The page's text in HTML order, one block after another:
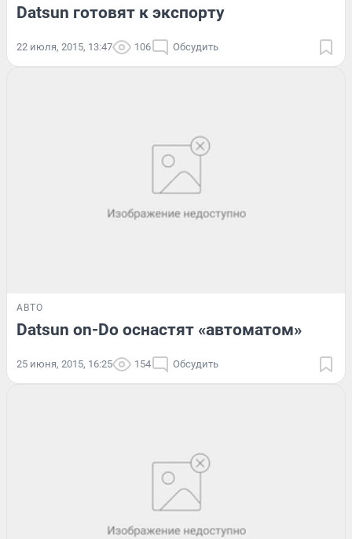
Datsun готовят к экспорту
22 июля, 2015, 13:47 106 Обсудить
АВТО
Datsun on-Do оснастят «автоматом»
25 июня, 2015, 16:25 154 Обсудить